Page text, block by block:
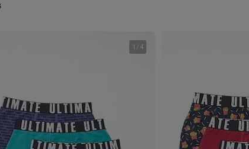
1 /4